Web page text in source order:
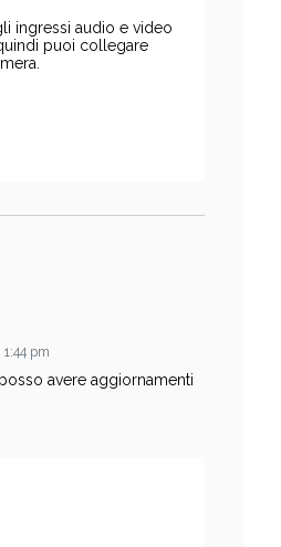
ingressi audio e video
puoi collegare
pm
avere aggiornamenti